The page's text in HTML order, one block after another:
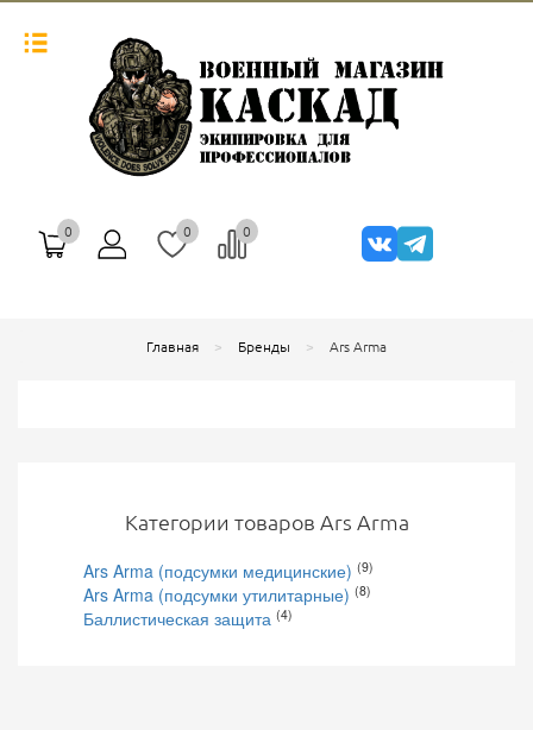
0 0 0
Главная Бренды Ars Arma
Категории товаров Ars Arma
Ars Arma (подсумки медицинские) (9)
Ars Arma (подсумки утилитарные) (8)
Баллистическая защита (4)